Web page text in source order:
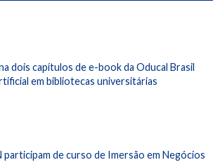
dois capítulos de e-book da Oducal Brasil
em bibliotecas universitárias
participam de curso de Imersão em Negócios